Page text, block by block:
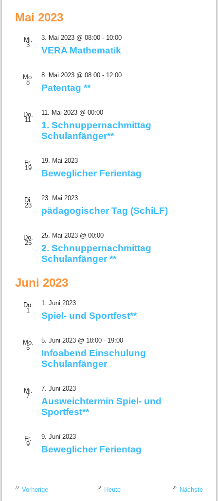
Mai 2023
Mi.
3
3. Mai 2023 @ 08:00- 10:00
VERA Mathematik
Mo.
8
8. Mai 2023 @ 08:00- 12:00
Patentag **
Do.
11
11. Mai 2023 @ 00:00
1. Schnuppernachmittag
Schulanfänger**
Fr.
19
19. Mai 2023
Beweglicher Ferientag
Di.
23
23. Mai 2023
pädagogischer Tag (SchiLF)
Do.
25
25. Mai 2023 @ 00:00
2. Schnuppernachmittag
Schulanfänger **
Juni 2023
Do.
1
1. Juni 2023
Spiel- und Sportfest**
Mo.
5
5. Juni 2023 @ 18:00- 19:00
Infoabend Einschulung
Schulanfänger
Mi.
7
7. Juni 2023
Ausweichtermin Spiel- und
Sportfest**
Fr.
9
9. Juni 2023
Beweglicher Ferientag
VorherigeVeranstaltungen Heute Nächste